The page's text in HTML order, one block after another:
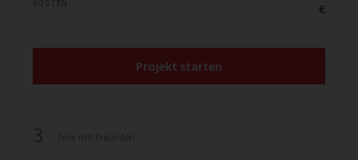
€
Projekt starten